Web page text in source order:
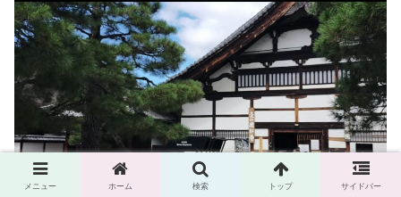
メニュー ホーム 検索 トップ サイドバー